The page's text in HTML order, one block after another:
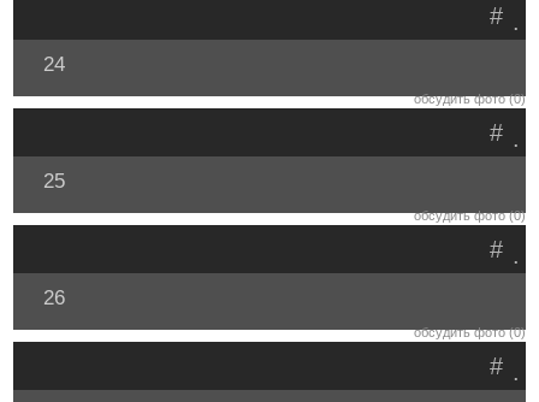
.
#
24
обсудить фото (0)
.
#
25
обсудить фото (0)
.
#
26
обсудить фото (0)
.
#